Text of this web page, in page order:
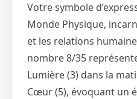
Votre symbole
Monde Physique,
et les relations
nombre 8/35
Lumière (3) dans la
Cœur (5), évoquant un